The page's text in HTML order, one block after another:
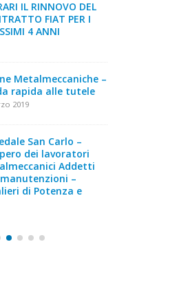
IL RINNOVO DEL
FIAT PER I
4 ANNI
Metalmeccaniche –
rapida alle tutele
2019
San Carlo –
dei lavoratori
Addetti
–
di Potenza e